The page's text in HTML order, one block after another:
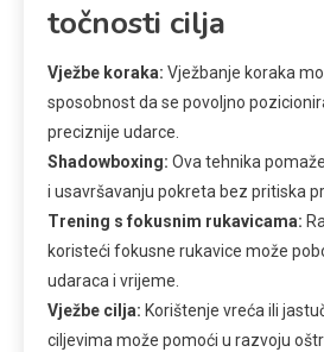
točnosti cilja
Vježbe koraka: Vježbanje koraka
sposobnost da se povoljno
preciznije udarce.
Shadowboxing: Ova tehnika
i usavršavanju pokreta bez pritiska
Trening s fokusnim rukavicama:
koristeći fokusne rukavice može
udaraca i vrijeme.
Vježbe cilja: Korištenje vreća ili
ciljevima može pomoći u razvoju